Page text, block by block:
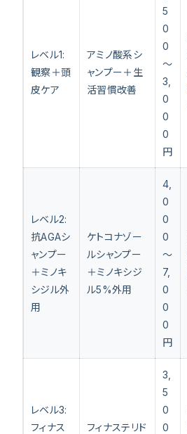
レベル1:
観察＋頭
皮ケア
アミノ酸系シ
ャンプー＋生
活習慣改善
5
0
0
〜
3,
0
0
0
円
レベル2:
抗AGAシ
ャンプー
＋ミノキ
シジル外
用
ケトコナゾー
ルシャンプー
＋ミノキシジ
ル5%外用
4,
0
0
0
〜
7,
0
0
0
円
レベル3:
フィナス
フィナステリド
3,
5
0
0